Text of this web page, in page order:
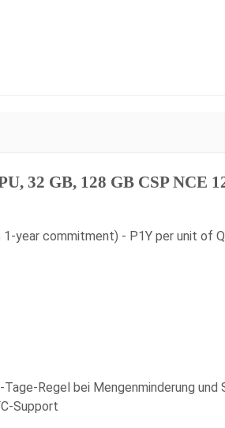
32 GB, 128 GB CSP NCE
1-year commitment) - P1Y per unit of
Regel bei Mengenminderung
Support